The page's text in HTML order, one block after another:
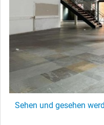
Sehen und gesehen